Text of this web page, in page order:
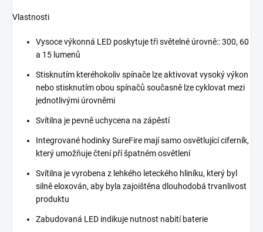
Vlastnosti
Vysoce výkonná LED poskytuje tři světelné úrovně:: 300, 60
a 15 lumenů
Stisknutím kteréhokoliv spínače lze aktivovat vysoký výkon
nebo stisknutím obou spínačů současně lze cyklovat mezi
jednotlivými úrovněmi
Svítilna je pevně uchycena na zápěstí
Integrované hodinky SureFire mají samo osvětlující ciferník,
který umožňuje čtení pří špatném osvětlení
Svítilna je vyrobena z lehkého leteckého hliníku, který byl
silně eloxován, aby byla zajoištěna dlouhodobá trvanlivost
produktu
Zabudovaná LED indikuje nutnost nabití baterie